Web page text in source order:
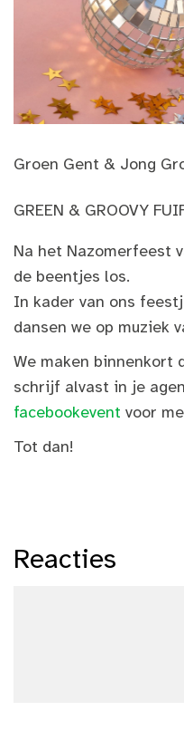
Groen Gent & Jong
GREEN & GROOVY
Na het Nazomerfeest
de beentjes los.
In kader van ons
dansen we op muziek
We maken binnenkort
schrijf alvast in je
facebookevent voor
Tot dan!
Reacties